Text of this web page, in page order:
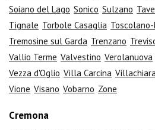
Soiano del Lago Sonico Sulzano
Tignale Torbole Casaglia
Tremosine sul Garda Trenzano
Vallio Terme Valvestino Verolanuova
Vezza d'Oglio Villa Carcina Villachiara
Vione Visano Vobarno Zone
Cremona